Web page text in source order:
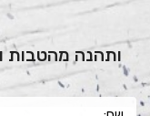
ותהנה מהטבות